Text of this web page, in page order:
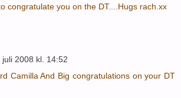
congratulate you on the DT....Hugs rach.xx
juli 2008 kl. 14:52
Camilla And Big congratulations on your DT